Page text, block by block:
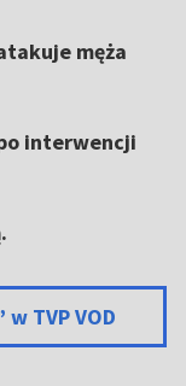
męża
interwencji
TVP VOD